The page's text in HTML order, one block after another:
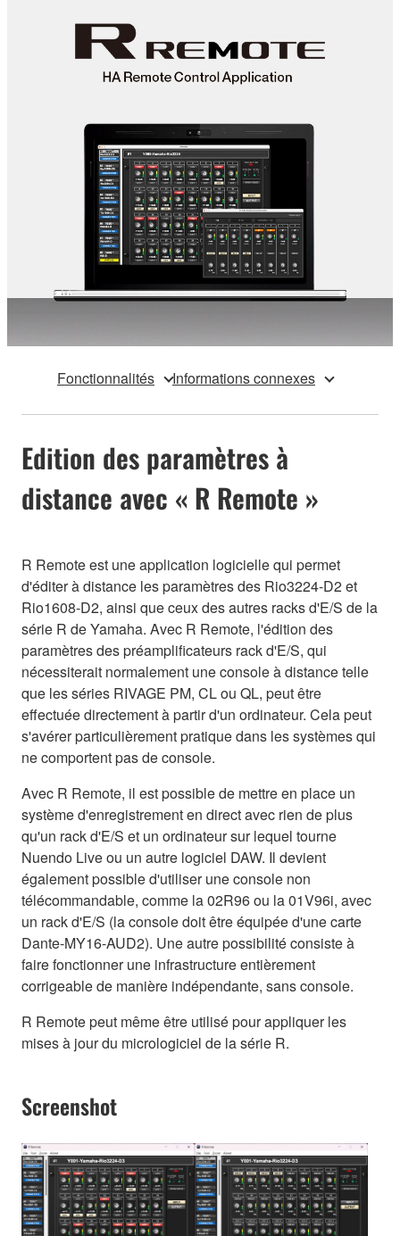
Fonctionnalités Informations connexes
Edition des paramètres à
distance avec « R Remote »
R Remote est une application logicielle qui permet
d'éditer à distance les paramètres des Rio3224-D2 et
Rio1608-D2, ainsi que ceux des autres racks d'E/S de la
série R de Yamaha. Avec R Remote, l'édition des
paramètres des préamplificateurs rack d'E/S, qui
nécessiterait normalement une console à distance telle
que les séries RIVAGE PM, CL ou QL, peut être
effectuée directement à partir d'un ordinateur. Cela peut
s'avérer particulièrement pratique dans les systèmes qui
ne comportent pas de console.
Avec R Remote, il est possible de mettre en place un
système d'enregistrement en direct avec rien de plus
qu'un rack d'E/S et un ordinateur sur lequel tourne
Nuendo Live ou un autre logiciel DAW. Il devient
également possible d'utiliser une console non
télécommandable, comme la 02R96 ou la 01V96i, avec
un rack d'E/S (la console doit être équipée d'une carte
Dante-MY16-AUD2). Une autre possibilité consiste à
faire fonctionner une infrastructure entièrement
corrigeable de manière indépendante, sans console.
R Remote peut même être utilisé pour appliquer les
mises à jour du micrologiciel de la série R.
Screenshot